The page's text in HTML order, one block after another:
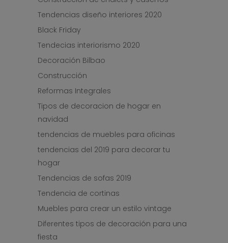
Tendencias diseño interiores 2020
Black Friday
Tendecias interiorismo 2020
Decoración Bilbao
Construcción
Reformas Integrales
Tipos de decoracion de hogar en
navidad
tendencias de muebles para oficinas
tendencias del 2019 para decorar tu
hogar
Tendencias de sofas 2019
Tendencia de cortinas
Muebles para crear un estilo vintage
Diferentes tipos de decoración para una
fiesta